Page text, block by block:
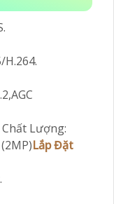
Chất Lượng:
Lắp Đặt